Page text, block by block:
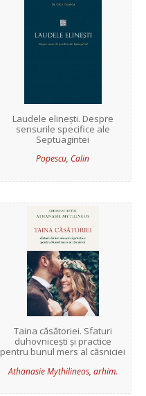
Laudele elinești. Despre
sensurile specifice ale
Septuagintei
Popescu, Calin
Taina căsătoriei. Sfaturi
duhovnicești și practice
pentru bunul mers al căsniciei
Athanasie Mythilineos, arhim.